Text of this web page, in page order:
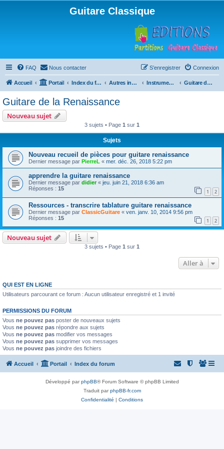
Guitare Classique
FAQ Nous contacter Connexion
S’enregistrer
Accueil Portail Index du forum Autres instruments à cordes pincées, ou styles Instruments anciens Guitare de la Renaissance
Guitare de la Renaissance
Nouveau sujet
3 sujets • Page 1 sur 1
Sujets
Nouveau recueil de pièces pour guitare renaissance
Dernier message par PierreL « mer. déc. 26, 2018 5:22 pm
apprendre la guitare renaissance
Dernier message par didier« jeu. juin 21, 2018 6:36 am
Réponses : 15 1 2
Ressources - transcrire tablature guitare renaissance
Dernier message par ClassicGuitare « ven. janv. 10, 2014 9:56 pm
Réponses : 15 1 2
Nouveau sujet
3 sujets • Page 1 sur 1
Aller à
QUI EST EN LIGNE
Utilisateurs parcourant ce forum : Aucun utilisateur enregistré et 1 invité
PERMISSIONS DU FORUM
Vous ne pouvez pas poster de nouveaux sujets
Vous ne pouvez pas répondre aux sujets
Vous ne pouvez pas modifier vos messages
Vous ne pouvez pas supprimer vos messages
Vous ne pouvez pas joindre des fichiers
Accueil Portail Index du forum
Développé parphpBB® Forum Software © phpBB Limited
Traduit parphpBB-fr.com
Confidentialité | Conditions